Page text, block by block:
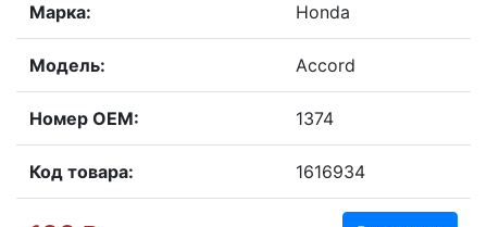
Марка: Honda
Модель: Accord
Номер OEM: 1374
Код товара: 1616934